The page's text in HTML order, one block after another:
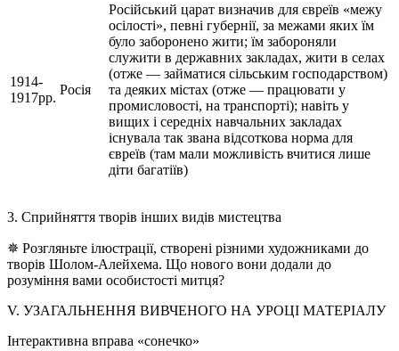
1914-
1917рр.
Росія
Російський царат визначив для євреїв «межу
осілості», певні губернії, за межами яких їм
було заборонено жити; їм забороняли
служити в державних закладах, жити в селах
(отже — займатися сільським господарством)
та деяких містах (отже — працювати у
промисловості, на транспорті); навіть у
вищих і середніх навчальних закладах
існувала так звана відсоткова норма для
євреїв (там мали можливість вчитися лише
діти багатіїв)
3. Сприйняття творів інших видів мистецтва
✵ Розгляньте ілюстрації, створені різними художниками до
творів Шолом-Алейхема. Що нового вони додали до
розуміння вами особистості митця?
V. УЗАГАЛЬНЕННЯ ВИВЧЕНОГО НА УРОЦІ МАТЕРІАЛУ
Інтерактивна вправа «сонечко»